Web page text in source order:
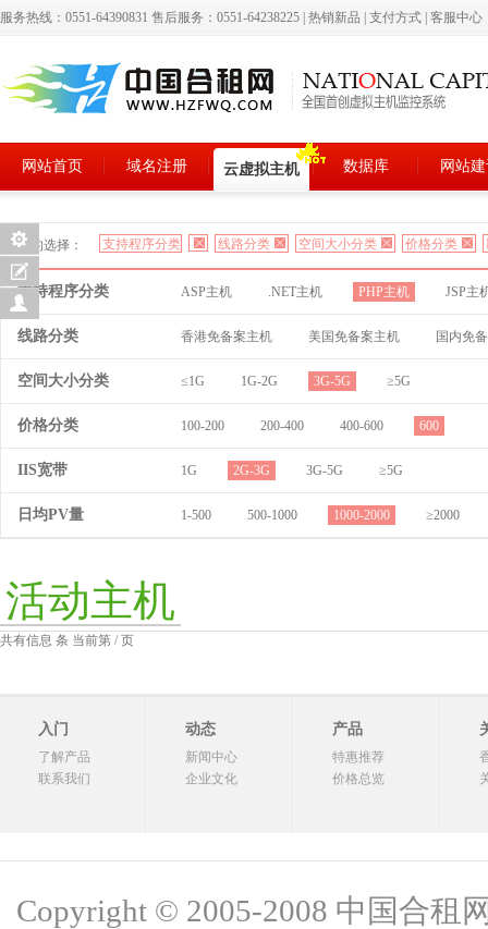
服务热线：0551-64390831 售后服务：0551-64238225 热销新品 支付方式 客服中心
网站首页 域名注册 云虚拟主机 数据库 网站
您的选择： 支持程序分类 线路分类 空间大小分类 价格分类
支持程序分类 ASP主机 .NET主机 PHP主机 JSP主
线路分类 香港免备案主机 美国免备案主机 国内免
空间大小分类 ≤1G 1G-2G 3G-5G ≥5G
价格分类 100-200 200-400 400-600 600
IIS宽带 1G 2G-3G 3G-5G ≥5G
日均PV量 1-500 500-1000 1000-2000 ≥2000
活动主机
共有信息 条 当前第 / 页
入门
了解产品
联系我们
动态
新闻中心
企业文化
产品
特惠推荐
价格总览
Copyright © 2005-2008 中国合租